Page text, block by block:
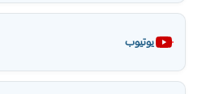
يوتيوب